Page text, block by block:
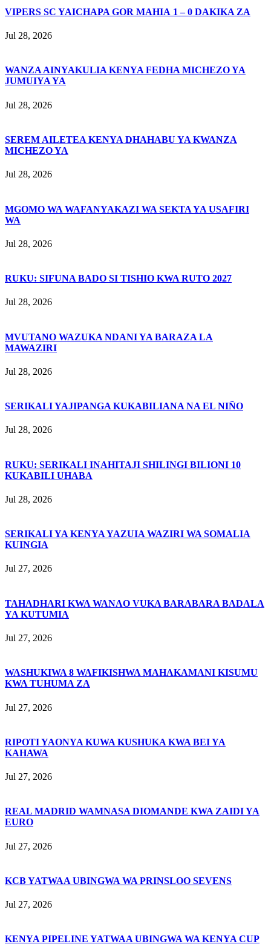
VIPERS SC YAICHAPA GOR MAHIA 1 – 0 DAKIKA ZA
Jul 28, 2026
WANZA AINYAKULIA KENYA FEDHA MICHEZO YA
JUMUIYA YA
Jul 28, 2026
SEREM AILETEA KENYA DHAHABU YA KWANZA
MICHEZO YA
Jul 28, 2026
MGOMO WA WAFANYAKAZI WA SEKTA YA USAFIRI
WA
Jul 28, 2026
RUKU: SIFUNA BADO SI TISHIO KWA RUTO 2027
Jul 28, 2026
MVUTANO WAZUKA NDANI YA BARAZA LA
MAWAZIRI
Jul 28, 2026
SERIKALI YAJIPANGA KUKABILIANA NA EL NIÑO
Jul 28, 2026
RUKU: SERIKALI INAHITAJI SHILINGI BILIONI 10
KUKABILI UHABA
Jul 28, 2026
SERIKALI YA KENYA YAZUIA WAZIRI WA SOMALIA
KUINGIA
Jul 27, 2026
TAHADHARI KWA WANAO VUKA BARABARA BADALA
YA KUTUMIA
Jul 27, 2026
WASHUKIWA 8 WAFIKISHWA MAHAKAMANI KISUMU
KWA TUHUMA ZA
Jul 27, 2026
RIPOTI YAONYA KUWA KUSHUKA KWA BEI YA
KAHAWA
Jul 27, 2026
REAL MADRID WAMNASA DIOMANDE KWA ZAIDI YA
EURO
Jul 27, 2026
KCB YATWAA UBINGWA WA PRINSLOO SEVENS
Jul 27, 2026
KENYA PIPELINE YATWAA UBINGWA WA KENYA CUP